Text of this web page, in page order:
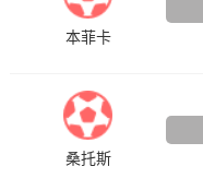
本菲卡
桑托斯